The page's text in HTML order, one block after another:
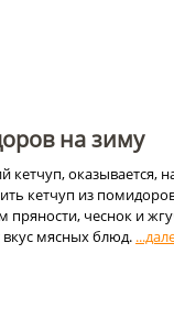
на зиму
оказывается,
кетчуп из
пряности, чеснок и
мясных блюд.